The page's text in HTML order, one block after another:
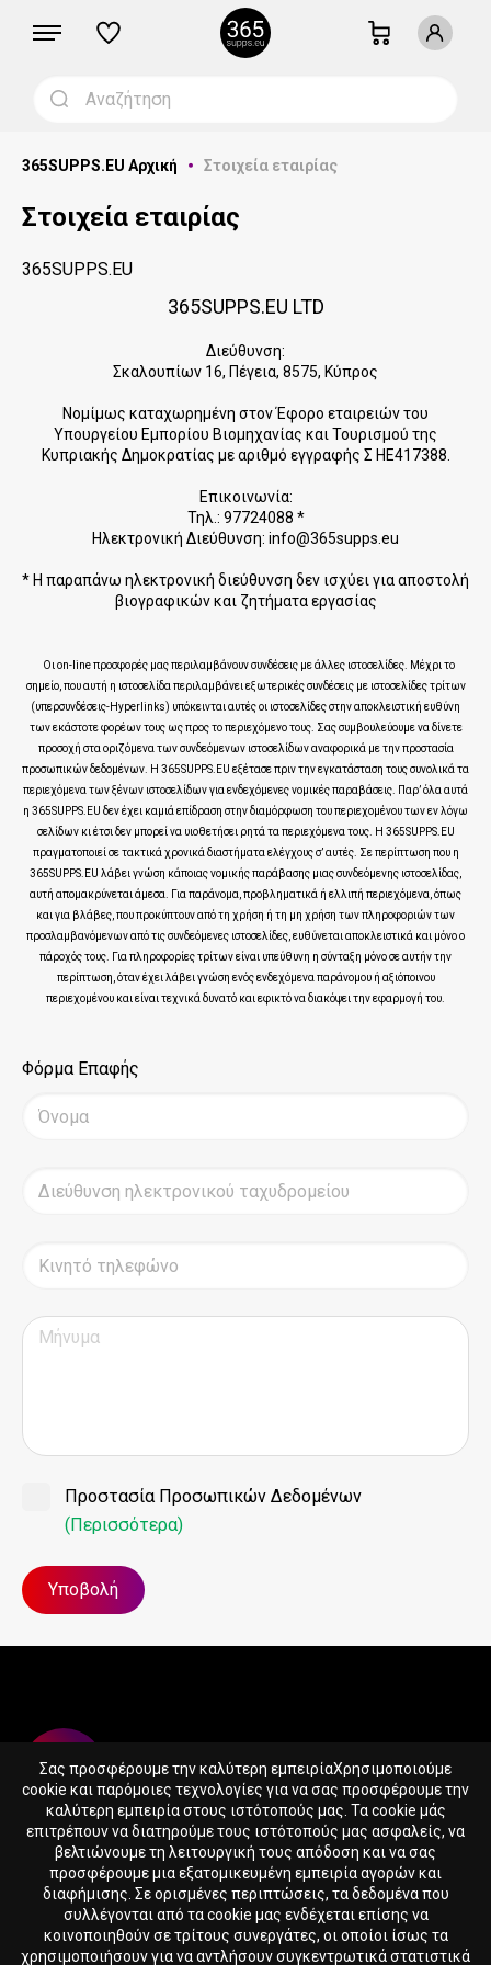
365SUPPS.EU Αρχική Στοιχεία εταιρίας
Στοιχεία εταιρίας
365SUPPS.EU
365SUPPS.EU LTD
Διεύθυνση:
Σκαλουπίων 16, Πέγεια, 8575, Κύπρος
Νομίμως καταχωρημένη στον Έφορο εταιρειών του
Υπουργείου Εμπορίου Βιομηχανίας και Τουρισμού της
Κυπριακής Δημοκρατίας με αριθμό εγγραφής Σ HE417388.
Επικοινωνία:
Τηλ.: 97724088 *
Ηλεκτρονική Διεύθυνση: info@365supps.eu
* Η παραπάνω ηλεκτρονική διεύθυνση δεν ισχύει για αποστολή
βιογραφικών και ζητήματα εργασίας
Οι on-line προσφορές μας περιλαμβάνουν συνδέσεις με άλλες ιστοσελίδες. Μέχρι το
σημείο, που αυτή η ιστοσελίδα περιλαμβάνει εξωτερικές συνδέσεις με ιστοσελίδες τρίτων
(υπερσυνδέσεις-Hyperlinks) υπόκεινται αυτές οι ιστοσελίδες στην αποκλειστική ευθύνη
των εκάστοτε φορέων τους ως προς το περιεχόμενο τους. Σας συμβουλεύουμε να δίνετε
προσοχή στα οριζόμενα των συνδεόμενων ιστοσελίδων αναφορικά με την προστασία
προσωπικών δεδομένων. Η 365SUPPS.EU εξέτασε πριν την εγκατάσταση τους συνολικά τα
περιεχόμενα των ξένων ιστοσελίδων για ενδεχόμενες νομικές παραβάσεις. Παρ’ όλα αυτά
η 365SUPPS.EU δεν έχει καμιά επίδραση στην διαμόρφωση του περιεχομένου των εν λόγω
σελίδων κι έτσι δεν μπορεί να υιοθετήσει ρητά τα περιεχόμενα τους. Η 365SUPPS.EU
πραγματοποιεί σε τακτικά χρονικά διαστήματα ελέγχους σ’ αυτές. Σε περίπτωση που η
365SUPPS.EU λάβει γνώση κάποιας νομικής παράβασης μιας συνδεόμενης ιστοσελίδας,
αυτή απομακρύνεται άμεσα. Για παράνομα, προβληματικά ή ελλιπή περιεχόμενα, όπως
και για βλάβες, που προκύπτουν από τη χρήση ή τη μη χρήση των πληροφοριών των
προσλαμβανόμενων από τις συνδεόμενες ιστοσελίδες, ευθύνεται αποκλειστικά και μόνο ο
πάροχός τους. Για πληροφορίες τρίτων είναι υπεύθυνη η σύνταξη μόνο σε αυτήν την
περίπτωση, όταν έχει λάβει γνώση ενός ενδεχόμενα παράνομου ή αξιόποινου
περιεχομένου και είναι τεχνικά δυνατό και εφικτό να διακόψει την εφαρμογή του.
Φόρμα Επαφής
Προστασία Προσωπικών Δεδομένων
(Περισσότερα)
365SUPPS.EU LTD
Reg. nr. HE417388
Skaloupion 16, Peyia, 8575, Cyprus
Σας προσφέρουμε την καλύτερη εμπειρίαΧρησιμοποιούμε
cookie και παρόμοιες τεχνολογίες για να σας προσφέρουμε την
καλύτερη εμπειρία στους ιστότοπούς μας. Τα cookie μάς
επιτρέπουν να διατηρούμε τους ιστότοπούς μας ασφαλείς, να
βελτιώνουμε τη λειτουργική τους απόδοση και να σας
προσφέρουμε μια εξατομικευμένη εμπειρία αγορών και
διαφήμισης. Σε ορισμένες περιπτώσεις, τα δεδομένα που
συλλέγονται από τα cookie μας ενδέχεται επίσης να
κοινοποιηθούν σε τρίτους συνεργάτες, οι οποίοι ίσως τα
χρησιμοποιήσουν για να αντλήσουν συγκεντρωτικά στατιστικά